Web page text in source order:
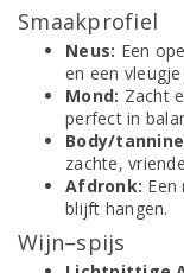
Smaakprofiel
Neus: Een
en een
Mond: Zacht
perfect in
Body/
zachte,
Afdronk:
blijft hangen.
Wijn–spijs